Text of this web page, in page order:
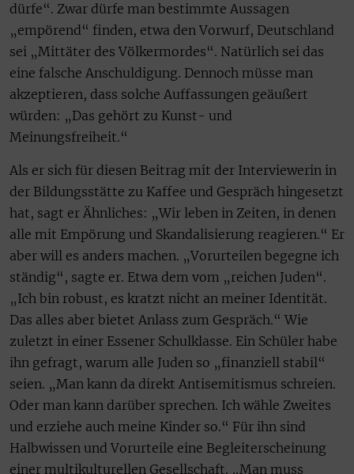
dürfe“. Zwar dürfe man bestimmte Aussagen
„empörend“ finden, etwa den Vorwurf, Deutschland
sei „Mittäter des Völkermordes“. Natürlich sei das
eine falsche Anschuldigung. Dennoch müsse man
akzeptieren, dass solche Auffassungen geäußert
würden: „Das gehört zu Kunst- und
Meinungsfreiheit.“
Als er sich für diesen Beitrag mit der Interviewerin in
der Bildungsstätte zu Kaffee und Gespräch hingesetzt
hat, sagt er Ähnliches: „Wir leben in Zeiten, in denen
alle mit Empörung und Skandalisierung reagieren.“ Er
aber will es anders machen. „Vorurteilen begegne ich
ständig“, sagte er. Etwa dem vom „reichen Juden“.
„Ich bin robust, es kratzt nicht an meiner Identität.
Das alles aber bietet Anlass zum Gespräch.“ Wie
zuletzt in einer Essener Schulklasse. Ein Schüler habe
ihn gefragt, warum alle Juden so „finanziell stabil“
seien. „Man kann da direkt Antisemitismus schreien.
Oder man kann darüber sprechen. Ich wähle Zweites
und erziehe auch meine Kinder so.“ Für ihn sind
Halbwissen und Vorurteile eine Begleiterscheinung
einer multikulturellen Gesellschaft. „Man muss